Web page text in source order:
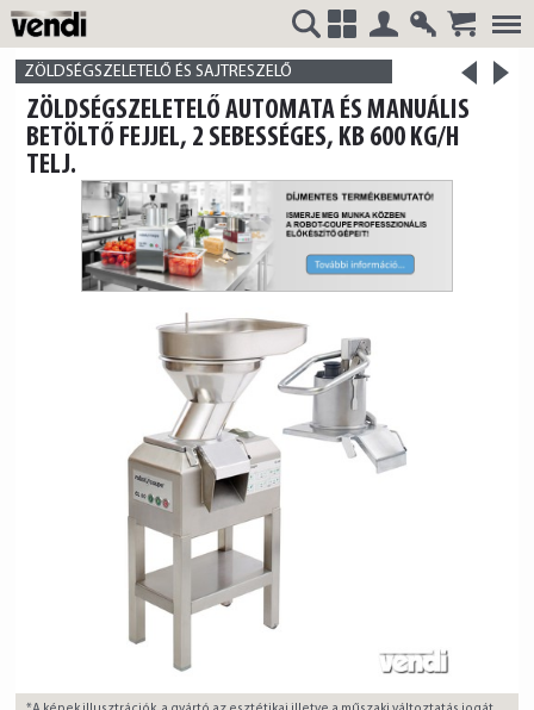
VENDI
HUNGÁRIA
+
ZÖLDSÉGSZELETELŐ ÉS SAJTRESZELŐ
<
termék
>
ZÖLDSÉGSZELETELŐ AUTOMATA ÉS MANUÁLIS
BETÖLTŐ FEJJEL, 2 SEBESSÉGES, KB 600 KG/H
TELJ.